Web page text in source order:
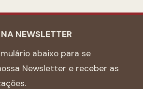
NEWSLETTER
abaixo para se
Newsletter e receber as